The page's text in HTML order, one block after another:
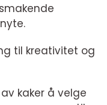
til kreativitet og
kaker å velge